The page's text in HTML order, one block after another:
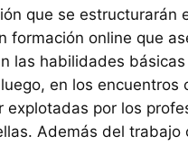
que se estructurarán
formación online que
las habilidades básicas
en los encuentros
explotadas por los
Además del trabajo